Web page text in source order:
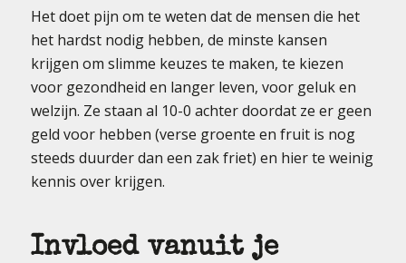
Het doet pijn om te weten dat de mensen die het
het hardst nodig hebben, de minste kansen
krijgen om slimme keuzes te maken, te kiezen
voor gezondheid en langer leven, voor geluk en
welzijn. Ze staan al 10-0 achter doordat ze er geen
geld voor hebben (verse groente en fruit is nog
steeds duurder dan een zak friet) en hier te weinig
kennis over krijgen.
Invloed vanuit je